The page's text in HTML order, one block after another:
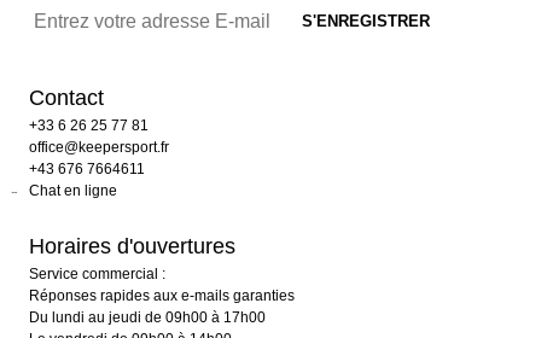
Contact
+33 6 26 25 77 81
office@keepersport.fr
+43 676 7664611
Chat en ligne
Horaires d'ouvertures
Service commercial :
Réponses rapides aux e-mails garanties
Du lundi au jeudi de 09h00 à 17h00